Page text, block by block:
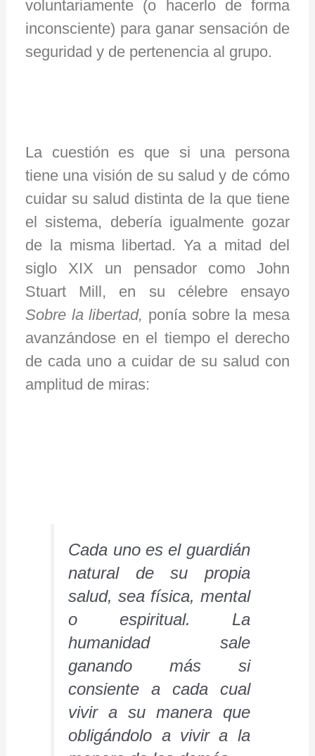
voluntariamente (o hacerlo de forma
inconsciente) para ganar sensación de
seguridad y de pertenencia al grupo.
La cuestión es que si una persona
tiene una visión de su salud y de cómo
cuidar su salud distinta de la que tiene
el sistema, debería igualmente gozar
de la misma libertad. Ya a mitad del
siglo XIX un pensador como John
Stuart Mill, en su célebre ensayo
Sobre la libertad, ponía sobre la mesa
avanzándose en el tiempo el derecho
de cada uno a cuidar de su salud con
amplitud de miras:
Cada uno es el guardián
natural de su propia
salud, sea física, mental
o espiritual. La
humanidad sale
ganando más si
consiente a cada cual
vivir a su manera que
obligándolo a vivir a la